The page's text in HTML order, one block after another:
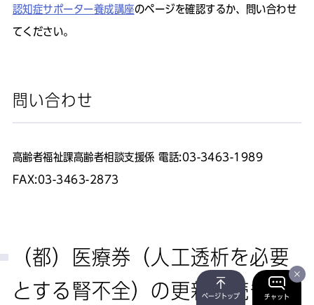
認知症サポーター養成講座のページを確認するか、問い合わせ
てください。
問い合わせ
高齢者福祉課高齢者相談支援係 電話:03-3463-1989
FAX:03-3463-2873
（都）医療券（人工透析を必要
とする腎不全）の更新手続き
ページトップ